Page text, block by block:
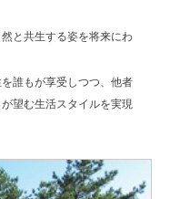
と共生する姿を将来にわ
誰もが享受しつつ、他者
望む生活スタイルを実現